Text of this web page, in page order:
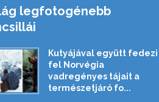
legfotogénebb
Kutyájával együtt fedezi
fel Norvégia
vadregényes tájait a
természetjáró fo...